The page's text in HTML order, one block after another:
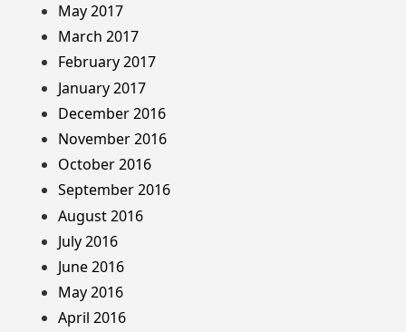
May 2017
March 2017
February 2017
January 2017
December 2016
November 2016
October 2016
September 2016
August 2016
July 2016
June 2016
May 2016
April 2016